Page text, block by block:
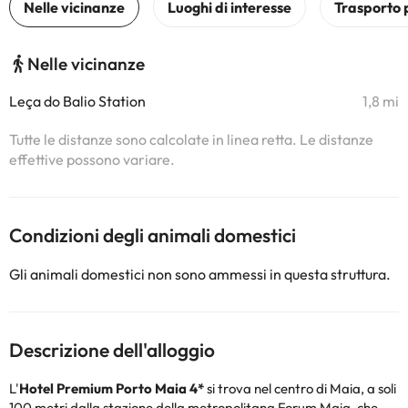
Nelle vicinanze
Leça do Balio Station 1,8 mi
Tutte le distanze sono calcolate in linea retta. Le distanze
effettive possono variare.
Condizioni degli animali domestici
Gli animali domestici non sono ammessi in questa struttura.
Descrizione dell'alloggio
L'Hotel Premium Porto Maia 4*si trova nel centro di Maia, a soli